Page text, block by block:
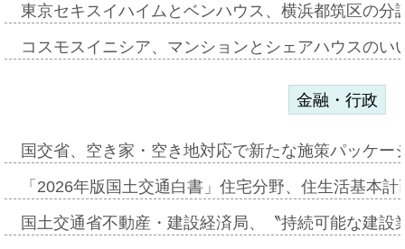
東京セキスイハイムとベンハウス、横浜都筑区の
コスモスイニシア、マンションとシェアハウスの
金融・行政
国交省、空き家・空き地対応で新たな施策パッケ
「2026年版国土交通白書」住宅分野、住生活基本
国土交通省不動産・建設経済局、〝持続可能な建